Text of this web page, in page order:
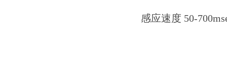
感应速度 50-